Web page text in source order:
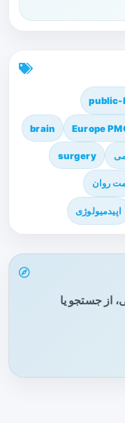
public-
Europe
brain
surgery
روان
اپیدمیولوژی
از جستجو یا